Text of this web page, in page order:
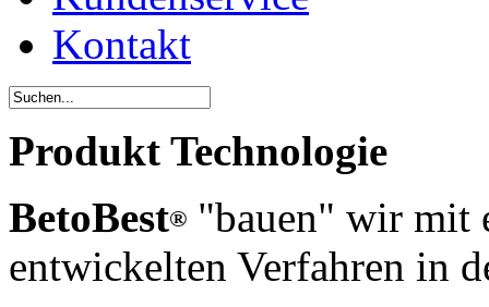
Kontakt
Produkt Technologie
BetoBest® "bauen" wir mit
entwickelten Verfahren in